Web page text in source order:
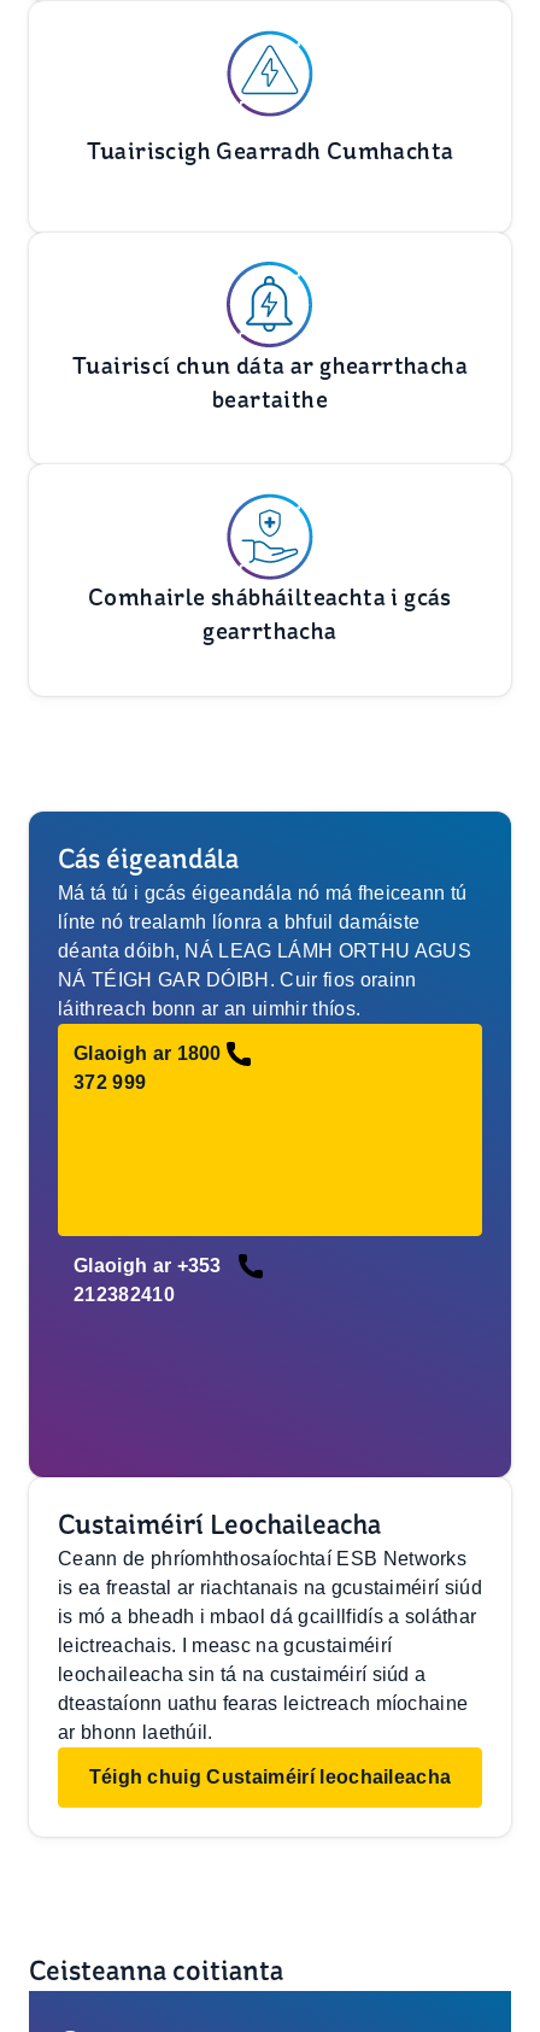
Tuairiscigh Gearradh Cumhachta
Tuairiscí chun dáta ar ghearrthacha
beartaithe
Comhairle shábháilteachta i gcás
gearrthacha
Cás éigeandála
Má tá tú i gcás éigeandála nó má fheiceann tú
línte nó trealamh líonra a bhfuil damáiste
déanta dóibh, NÁ LEAG LÁMH ORTHU AGUS
NÁ TÉIGH GAR DÓIBH. Cuir fios orainn
láithreach bonn ar an uimhir thíos.
Glaoigh ar 1800
372 999
Glaoigh ar +353
212382410
Custaiméirí Leochaileacha
Ceann de phríomhthosaíochtaí ESB Networks
is ea freastal ar riachtanais na gcustaiméirí siúd
is mó a bheadh i mbaol dá gcaillfidís a soláthar
leictreachais. I measc na gcustaiméirí
leochaileacha sin tá na custaiméirí siúd a
dteastaíonn uathu fearas leictreach míochaine
ar bhonn laethúil.
Téigh chuig Custaiméirí leochaileacha
Ceisteanna coitianta